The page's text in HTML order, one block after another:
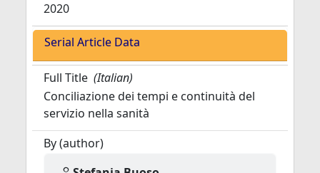
2020
Serial Article Data
Full Title (Italian)
Conciliazione dei tempi e continuità del
servizio nella sanità
By (author)